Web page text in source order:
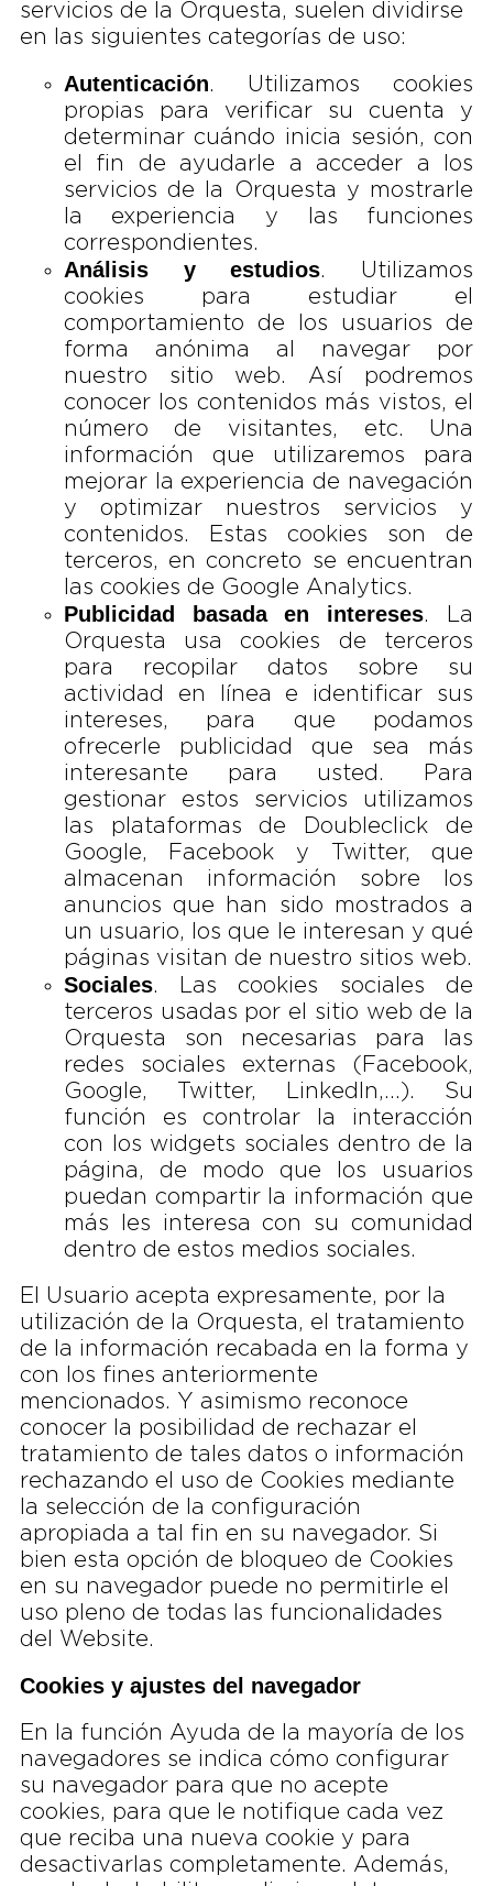
servicios de la Orquesta, suelen dividirse
en las siguientes categorías de uso:
Autenticación. Utilizamos cookies
propias para verificar su cuenta y
determinar cuándo inicia sesión, con
el fin de ayudarle a acceder a los
servicios de la Orquesta y mostrarle
la experiencia y las funciones
correspondientes.
Análisis y estudios. Utilizamos
cookies para estudiar el
comportamiento de los usuarios de
forma anónima al navegar por
nuestro sitio web. Así podremos
conocer los contenidos más vistos, el
número de visitantes, etc. Una
información que utilizaremos para
mejorar la experiencia de navegación
y optimizar nuestros servicios y
contenidos. Estas cookies son de
terceros, en concreto se encuentran
las cookies de Google Analytics.
Publicidad basada en intereses. La
Orquesta usa cookies de terceros
para recopilar datos sobre su
actividad en línea e identificar sus
intereses, para que podamos
ofrecerle publicidad que sea más
interesante para usted. Para
gestionar estos servicios utilizamos
las plataformas de Doubleclick de
Google, Facebook y Twitter, que
almacenan información sobre los
anuncios que han sido mostrados a
un usuario, los que le interesan y qué
páginas visitan de nuestro sitios web.
Sociales. Las cookies sociales de
terceros usadas por el sitio web de la
Orquesta son necesarias para las
redes sociales externas (Facebook,
Google, Twitter, LinkedIn,…). Su
función es controlar la interacción
con los widgets sociales dentro de la
página, de modo que los usuarios
puedan compartir la información que
más les interesa con su comunidad
dentro de estos medios sociales.
El Usuario acepta expresamente, por la
utilización de la Orquesta, el tratamiento
de la información recabada en la forma y
con los fines anteriormente
mencionados. Y asimismo reconoce
conocer la posibilidad de rechazar el
tratamiento de tales datos o información
rechazando el uso de Cookies mediante
la selección de la configuración
apropiada a tal fin en su navegador. Si
bien esta opción de bloqueo de Cookies
en su navegador puede no permitirle el
uso pleno de todas las funcionalidades
del Website.
Cookies y ajustes del navegador
En la función Ayuda de la mayoría de los
navegadores se indica cómo configurar
su navegador para que no acepte
cookies, para que le notifique cada vez
que reciba una nueva cookie y para
desactivarlas completamente. Además,